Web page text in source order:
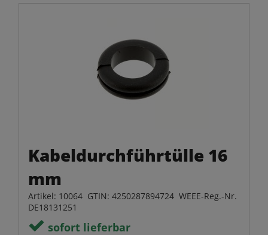
Kabeldurchführtülle 16
mm
Artikel: 10064 GTIN: 4250287894724 WEEE-Reg.-Nr.
DE18131251
sofort lieferbar